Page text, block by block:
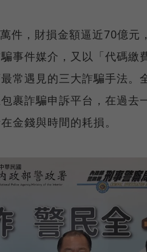
件，財損金額逼近70億元
事件媒介，又以「代碼繳
常遇見的三大詐騙手法。
裹詐騙申訴平台，在過去
金錢與時間的耗損。